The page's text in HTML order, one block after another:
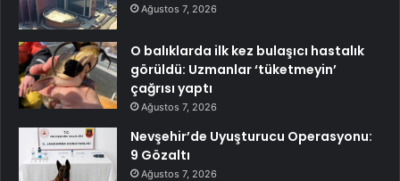
Ağustos 7, 2026
O balıklarda ilk kez bulaşıcı hastalık
görüldü: Uzmanlar ‘tüketmeyin’
çağrısı yaptı
Ağustos 7, 2026
Nevşehir’de Uyuşturucu Operasyonu:
9 Gözaltı
Ağustos 7, 2026